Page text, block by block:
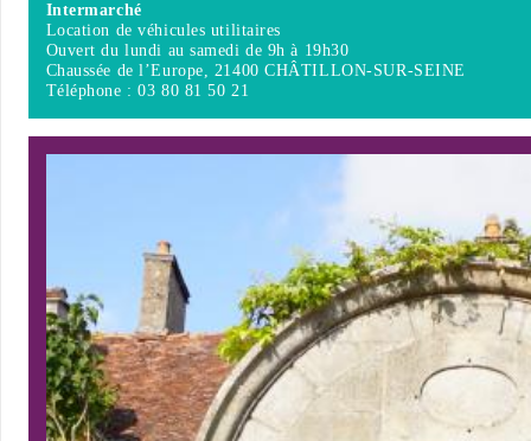
Intermarché
Location de véhicules utilitaires
Ouvert du lundi au samedi de 9h à 19h30
Chaussée de l’Europe, 21400 CHÂTILLON-SUR-SEINE
Téléphone : 03 80 81 50 21